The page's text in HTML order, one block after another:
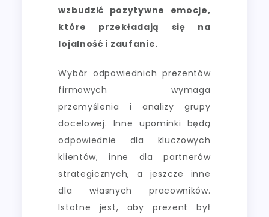
wzbudzić pozytywne emocje,
które przekładają się na
lojalność i zaufanie.
Wybór odpowiednich prezentów
firmowych wymaga
przemyślenia i analizy grupy
docelowej. Inne upominki będą
odpowiednie dla kluczowych
klientów, inne dla partnerów
strategicznych, a jeszcze inne
dla własnych pracowników.
Istotne jest, aby prezent był